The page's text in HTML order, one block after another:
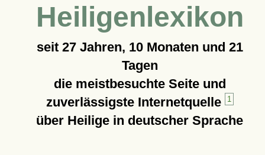
Heiligenlexikon
seit 27 Jahren, 10 Monaten und 21
Tagen
die meistbesuchte Seite und
zuverlässigste Internetquelle
1
über Heilige in deutscher Sprache